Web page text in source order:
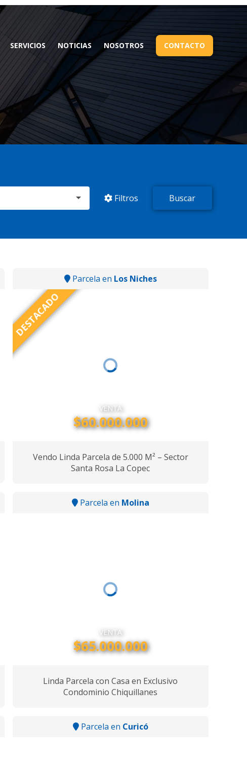
SERVICIOS NOTICIAS NOSOTROS CONTACTO
Filtros
Parcela en Los Niches
VENTA
$60.000.000
DESTACADO
Vendo Linda Parcela de 5.000 M² – Sector
Santa Rosa La Copec
Parcela en Molina
VENTA
$65.000.000
Linda Parcela con Casa en Exclusivo
Condominio Chiquillanes
Parcela en Curicó